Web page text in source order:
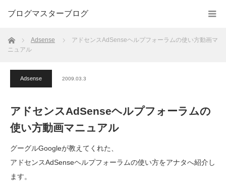
ブログマスターブログ
ホーム Adsense
アドセンスAdSenseヘルプフォーラムの使い方動画マ
ニュアル
Adsense 2009.03.3
アドセンスAdSenseヘルプフォーラムの
使い方動画マニュアル
グーグルGoogleが教えてくれた、
アドセンスAdSenseヘルプフォーラムの使い方をアナタへ紹介し
ます。